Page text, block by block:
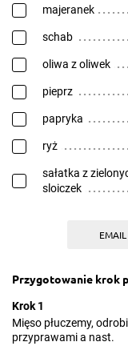
majeranek
schab
oliwa z oliwek
pieprz
papryka
ryż
sałatka z
sloiczek
EMAIL
Przygotowanie krok
Krok 1
Mięso płuczemy,
przyprawami a nast.